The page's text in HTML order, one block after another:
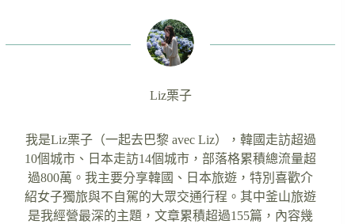
Liz栗子
我是Liz栗子（一起去巴黎 avec Liz），韓國走訪超過
10個城市、日本走訪14個城市，部落格累積總流量超
過800萬。我主要分享韓國、日本旅遊，特別喜歡介
紹女子獨旅與不自駕的大眾交通行程。其中釜山旅遊
是我經營最深的主題，文章累積超過155篇，內容幾